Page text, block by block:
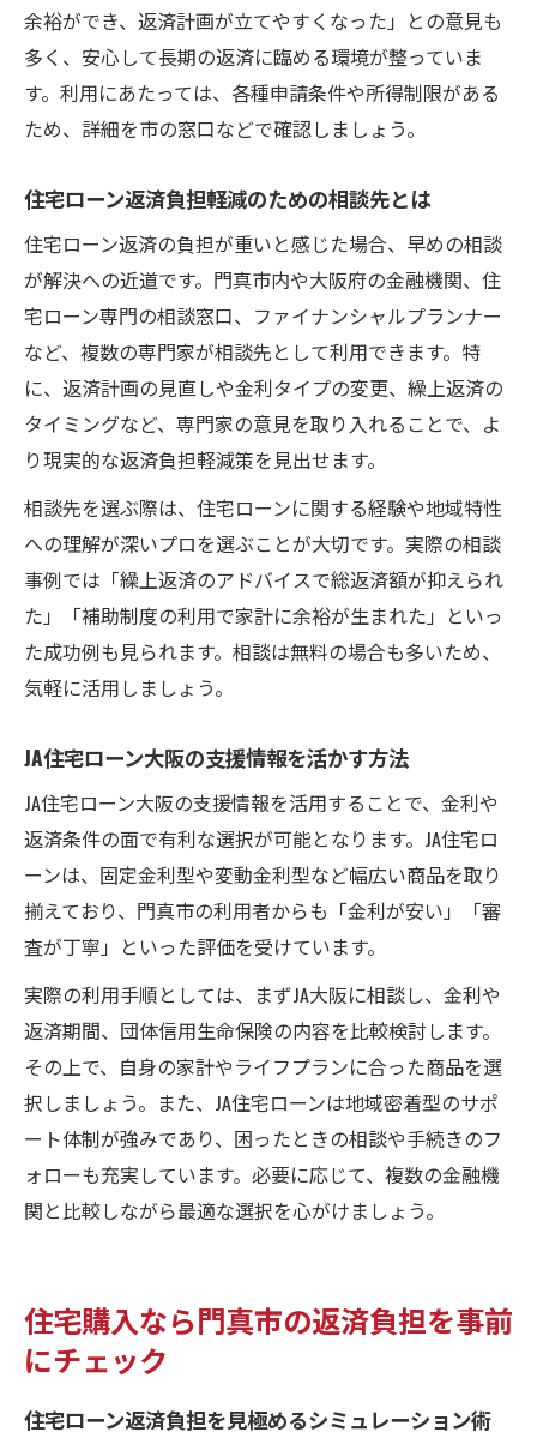
余裕ができ、返済計画が立てやすくなった」との意見も
多く、安心して長期の返済に臨める環境が整っていま
す。利用にあたっては、各種申請条件や所得制限がある
ため、詳細を市の窓口などで確認しましょう。
住宅ローン返済負担軽減のための相談先とは
住宅ローン返済の負担が重いと感じた場合、早めの相談
が解決への近道です。門真市内や大阪府の金融機関、住
宅ローン専門の相談窓口、ファイナンシャルプランナー
など、複数の専門家が相談先として利用できます。特
に、返済計画の見直しや金利タイプの変更、繰上返済の
タイミングなど、専門家の意見を取り入れることで、よ
り現実的な返済負担軽減策を見出せます。
相談先を選ぶ際は、住宅ローンに関する経験や地域特性
への理解が深いプロを選ぶことが大切です。実際の相談
事例では「繰上返済のアドバイスで総返済額が抑えられ
た」「補助制度の利用で家計に余裕が生まれた」といっ
た成功例も見られます。相談は無料の場合も多いため、
気軽に活用しましょう。
JA住宅ローン大阪の支援情報を活かす方法
JA住宅ローン大阪の支援情報を活用することで、金利や
返済条件の面で有利な選択が可能となります。JA住宅ロ
ーンは、固定金利型や変動金利型など幅広い商品を取り
揃えており、門真市の利用者からも「金利が安い」「審
査が丁寧」といった評価を受けています。
実際の利用手順としては、まずJA大阪に相談し、金利や
返済期間、団体信用生命保険の内容を比較検討します。
その上で、自身の家計やライフプランに合った商品を選
択しましょう。また、JA住宅ローンは地域密着型のサポ
ート体制が強みであり、困ったときの相談や手続きのフ
ォローも充実しています。必要に応じて、複数の金融機
関と比較しながら最適な選択を心がけましょう。
住宅購入なら門真市の返済負担を事前
にチェック
住宅ローン返済負担を見極めるシミュレーション術